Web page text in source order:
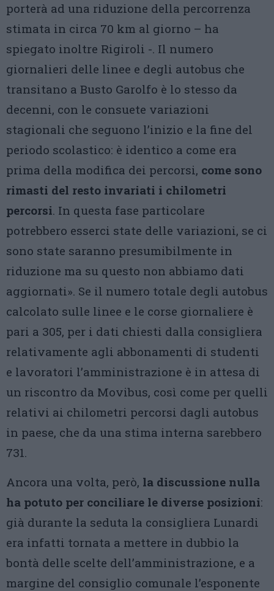
porterà ad una riduzione della percorrenza
stimata in circa 70 km al giorno – ha
spiegato inoltre Rigiroli -. Il numero
giornalieri delle linee e degli autobus che
transitano a Busto Garolfo è lo stesso da
decenni, con le consuete variazioni
stagionali che seguono l’inizio e la fine del
periodo scolastico: è identico a come era
prima della modifica dei percorsi, come sono
rimasti del resto invariati i chilometri
percorsi. In questa fase particolare
potrebbero esserci state delle variazioni, se ci
sono state saranno presumibilmente in
riduzione ma su questo non abbiamo dati
aggiornati». Se il numero totale degli autobus
calcolato sulle linee e le corse giornaliere è
pari a 305, per i dati chiesti dalla consigliera
relativamente agli abbonamenti di studenti
e lavoratori l’amministrazione è in attesa di
un riscontro da Movibus, così come per quelli
relativi ai chilometri percorsi dagli autobus
in paese, che da una stima interna sarebbero
731.
Ancora una volta, però, la discussione nulla
ha potuto per conciliare le diverse posizioni:
già durante la seduta la consigliera Lunardi
era infatti tornata a mettere in dubbio la
bontà delle scelte dell’amministrazione, e a
margine del consiglio comunale l’esponente